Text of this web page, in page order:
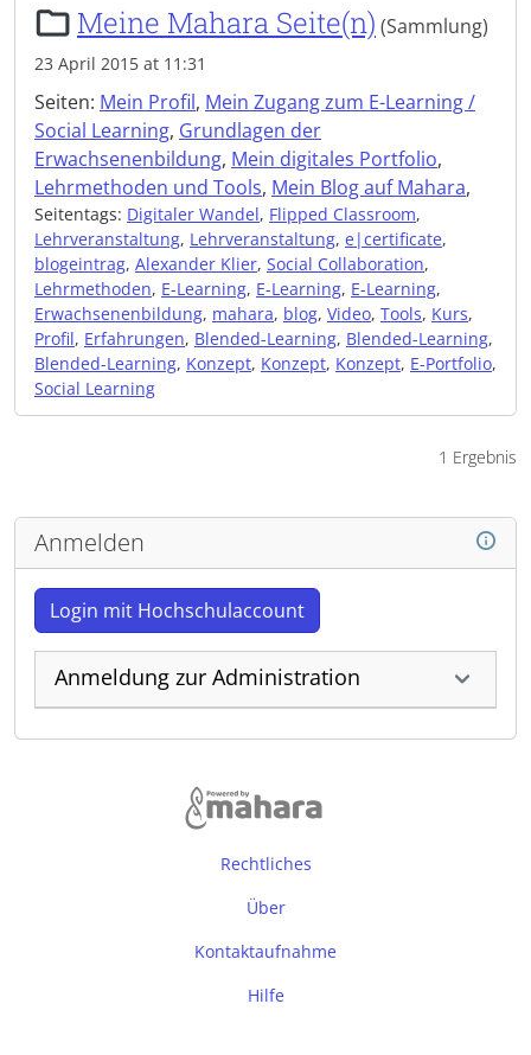
Meine Mahara Seite(n) (Sammlung)
23 April 2015 at 11:31
Seiten: Mein Profil, Mein Zugang zum E-Learning /
Social Learning, Grundlagen der
Erwachsenenbildung, Mein digitales Portfolio,
Lehrmethoden und Tools, Mein Blog auf Mahara,
Seitentags: Digitaler Wandel, Flipped Classroom,
Lehrveranstaltung, Lehrveranstaltung, e|certificate,
blogeintrag, Alexander Klier, Social Collaboration,
Lehrmethoden, E-Learning, E-Learning, E-Learning,
Erwachsenenbildung, mahara, blog, Video, Tools, Kurs,
Profil, Erfahrungen, Blended-Learning, Blended-Learning,
Blended-Learning, Konzept, Konzept, Konzept, E-Portfolio,
Social Learning
1 Ergebnis
Anmelden
Login mit Hochschulaccount
Anmeldung zur Administration
Rechtliches
Über
Kontaktaufnahme
Hilfe